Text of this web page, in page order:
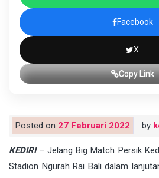
Facebook
X
Copy Link
Posted on 27 Februari 2022 by
KEDIRI– Jelang Big Match Persik
Stadion Ngurah Rai Bali dalam